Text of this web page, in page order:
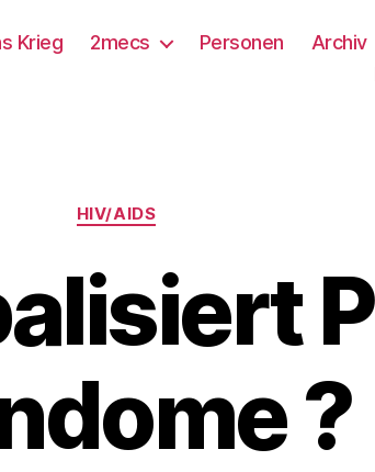
Krieg 2mecs Personen Archiv
Kategorien
HIV/AIDS
?